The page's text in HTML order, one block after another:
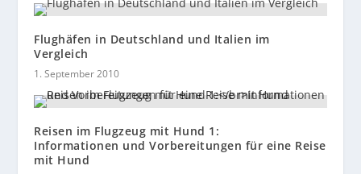
Flughäfen in Deutschland und Italien im
Vergleich
1. September 2010
Reisen im Flugzeug mit Hund 1:
Informationen und Vorbereitungen für eine Reise
mit Hund